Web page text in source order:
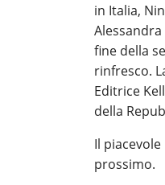
in Italia,
fine della
rinfresco.
Editrice
della
Il
prossimo.